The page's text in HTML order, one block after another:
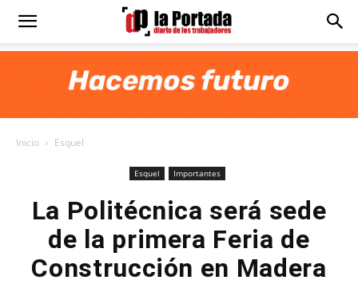
Diario
Inicio Esquel
Esquel Importantes
La Politécnica será sede
de la primera Feria de
Construcción en Madera